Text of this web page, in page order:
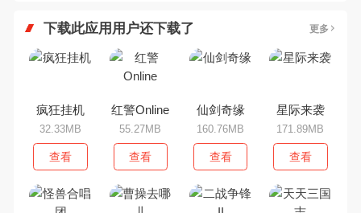
下载此应用用户还下载了 更多
疯狂挂机
32.33MB
查看
红警Online
55.27MB
查看
仙剑奇缘
160.76MB
查看
星际来袭
171.89MB
查看